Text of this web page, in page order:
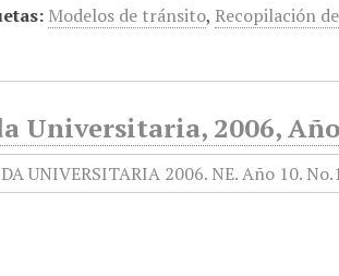
Modelos de tránsito, Recopilación
Universitaria, 2006, Año